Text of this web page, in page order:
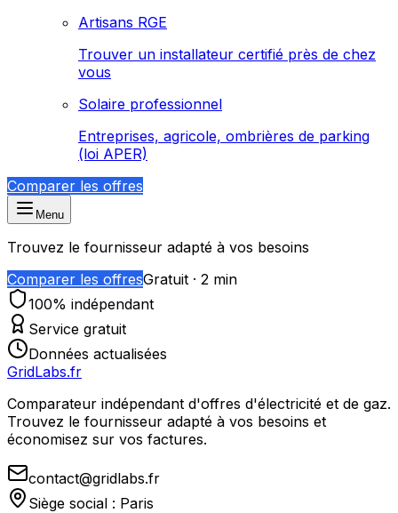
Artisans RGE
Trouver un installateur certifié près de chez
vous
Solaire professionnel
Entreprises, agricole, ombrières de parking
(loi APER)
Comparer les offres
Menu
Trouvez le fournisseur adapté à vos besoins
Comparer les offresGratuit · 2 min
100% indépendant
Service gratuit
Données actualisées
GridLabs.fr
Comparateur indépendant d'offres d'électricité et de gaz.
Trouvez le fournisseur adapté à vos besoins et
économisez sur vos factures.
contact@gridlabs.fr
Siège social : Paris